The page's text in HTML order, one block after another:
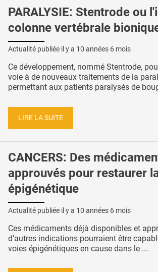
PARALYSIE: Stentrode ou
colonne vertébrale
Actualité publiée il y a 10 années 6 mois
Ce développement, nommé Stentrode,
voie à de nouveaux traitements de la
permettant aux patients paralysés de
LIRE LA SUITE
CANCERS: Des
approuvés pour restaurer
épigénétique
Actualité publiée il y a 10 années 6 mois
Ces médicaments déjà disponibles et
d’autres indications pourraient être
voies épigénétiques en cause dans le ...